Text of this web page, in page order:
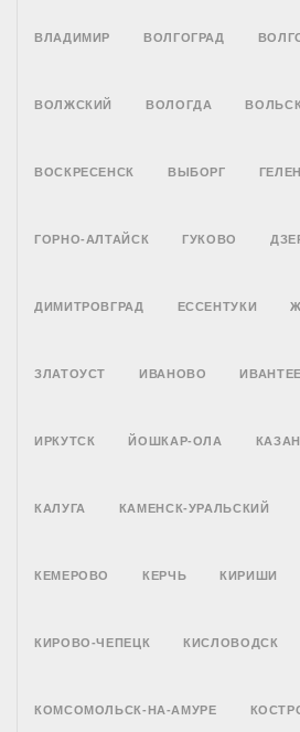
ВЛАДИМИР ВОЛГОГРАД
ВОЛЖСКИЙ ВОЛОГДА ВОЛЬСК
ВОСКРЕСЕНСК ВЫБОРГ
ГОРНО-АЛТАЙСК ГУКОВО
ДИМИТРОВГРАД ЕССЕНТУКИ
ЗЛАТОУСТ ИВАНОВО
ИРКУТСК ЙОШКАР-ОЛА
КАЛУГА КАМЕНСК-УРАЛЬСКИЙ
КЕМЕРОВО КЕРЧЬ КИРИШИ
КИРОВО-ЧЕПЕЦК КИСЛОВОДСК
КОМСОМОЛЬСК-НА-АМУРЕ